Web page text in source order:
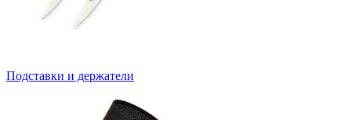
Подставки и держатели